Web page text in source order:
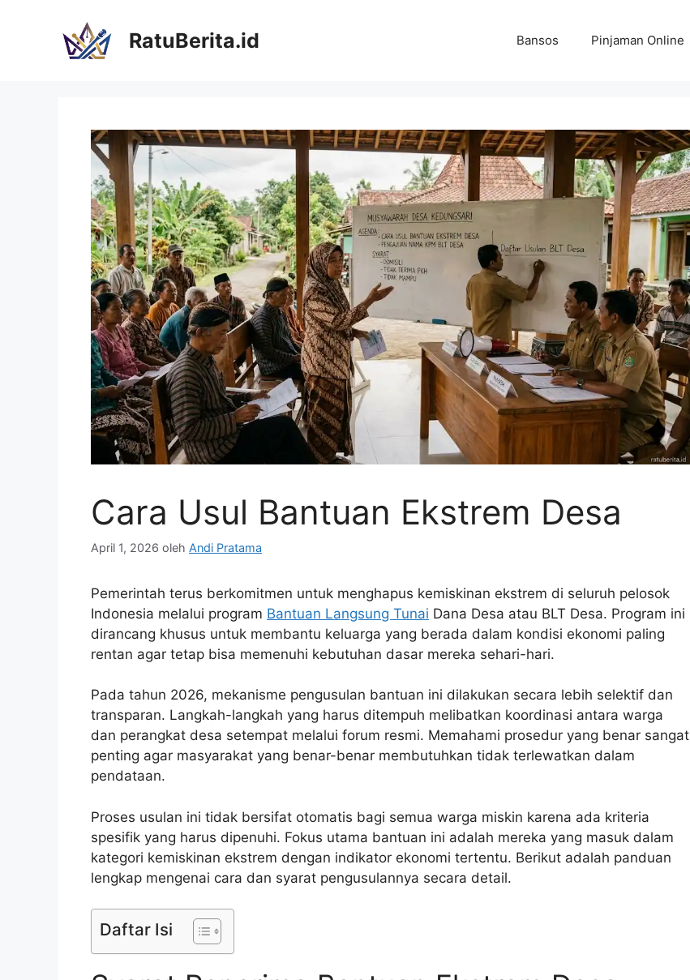
RatuBerita.id Bansos Pinjaman Online
Cara Usul Bantuan Ekstrem Desa
April 1, 2026 oleh Andi Pratama
Pemerintah terus berkomitmen untuk menghapus kemiskinan ekstrem di seluruh pelosok
Indonesia melalui program Bantuan Langsung Tunai Dana Desa atau BLT Desa. Program ini
dirancang khusus untuk membantu keluarga yang berada dalam kondisi ekonomi paling
rentan agar tetap bisa memenuhi kebutuhan dasar mereka sehari-hari.
Pada tahun 2026, mekanisme pengusulan bantuan ini dilakukan secara lebih selektif dan
transparan. Langkah-langkah yang harus ditempuh melibatkan koordinasi antara warga
dan perangkat desa setempat melalui forum resmi. Memahami prosedur yang benar sangat
penting agar masyarakat yang benar-benar membutuhkan tidak terlewatkan dalam
pendataan.
Proses usulan ini tidak bersifat otomatis bagi semua warga miskin karena ada kriteria
spesifik yang harus dipenuhi. Fokus utama bantuan ini adalah mereka yang masuk dalam
kategori kemiskinan ekstrem dengan indikator ekonomi tertentu. Berikut adalah panduan
lengkap mengenai cara dan syarat pengusulannya secara detail.
Daftar Isi